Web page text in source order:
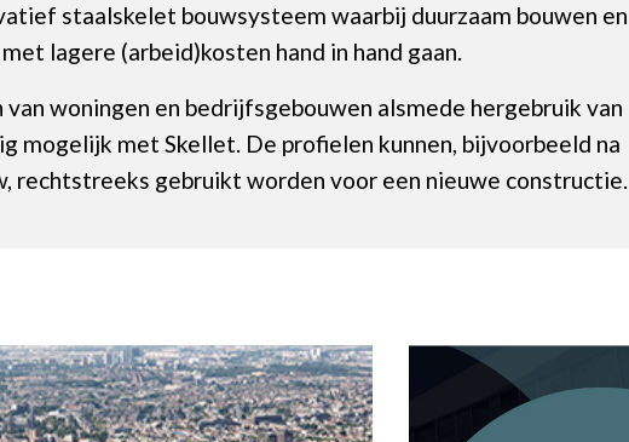
staalskelet bouwsysteem waarbij duurzaam bouwen en
lagere (arbeid)kosten hand in hand gaan.
woningen en bedrijfsgebouwen alsmede hergebruik van
mogelijk met Skellet. De profielen kunnen, bijvoorbeeld na
rechtstreeks gebruikt worden voor een nieuwe constructie.